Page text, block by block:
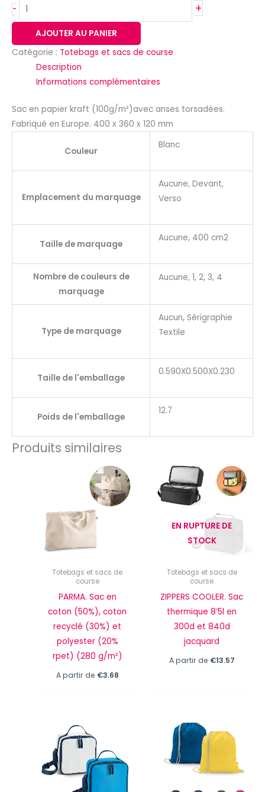
- +
AJOUTER AU PANIER
Catégorie : Totebags et sacs de course
Description
Informations complémentaires
Sac en papier kraft (100g/m²)avec anses torsadées.
Fabriqué en Europe. 400 x 360 x 120 mm
Couleur
Blanc
Emplacement du marquage
Aucune, Devant,
Verso
Taille de marquage
Aucune, 400 cm2
Nombre de couleurs de
marquage
Aucune, 1, 2, 3, 4
Type de marquage
Aucun, Sérigraphie
Textile
Taille de l'emballage
0.590X0.500X0.230
Poids de l'emballage
12.7
Produits similaires
Totebags et sacs de
course
PARMA. Sac en
coton (50%), coton
recyclé (30%) et
polyester (20%
rpet) (280 g/m²)
A partir de €3.68
EN RUPTURE DE
STOCK
Totebags et sacs de
course
ZIPPERS COOLER. Sac
thermique 8’5l en
300d et 840d
jacquard
A partir de €13.57